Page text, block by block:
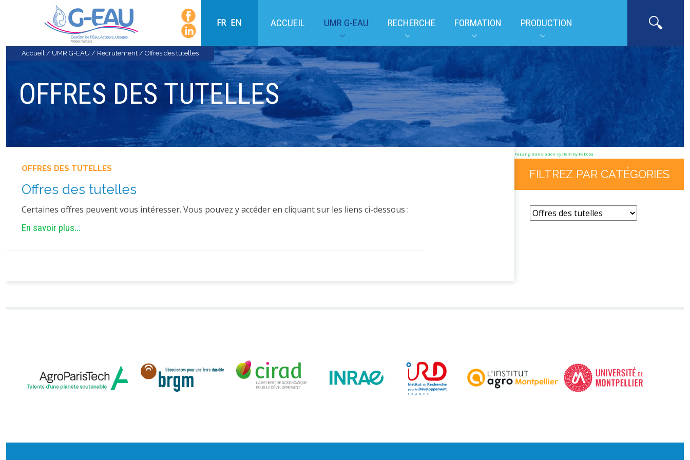
FR EN ACCUEIL UMR G-EAU RECHERCHE FORMATION PRODUCTION
Accueil / UMR G-EAU / Recrutement / Offres des tutelles
OFFRES DES TUTELLES
OFFRES DES TUTELLES
Offres des tutelles
Certaines offres peuvent vous intéresser. Vous pouvez y accéder en cliquant sur les liens ci-dessous :
En savoir plus...
FaLang translation system by Faboba
FILTREZ PAR CATÉGORIES